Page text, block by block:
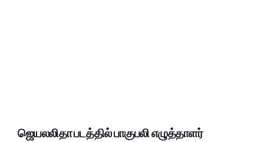
ஜெயலலிதா படத்தில் பாகுபலி எழுத்தாளர்